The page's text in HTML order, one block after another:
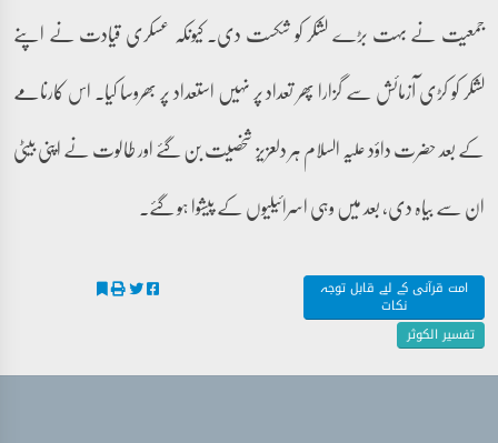
جمعیت نے بہت بڑے لشکر کو شکست دی۔ کیونکہ عسکری قیادت نے اپنے
لشکر کو کڑی آزمائش سے گزارا پھر تعداد پر نہیں استعداد پر بھروسا کیا۔ اس کارنامے
کے بعد حضرت داؤد علیہ السلام ہر دلعزیز شخصیت بن گئے اور طالوت نے اپنی بیٹی
ان سے بیاہ دی، بعد میں وہی اسرائیلیوں کے پیشوا ہو گئے۔
امت قرآنی کے لیے قابل توجہ
نکات
تفسیر الکوثر